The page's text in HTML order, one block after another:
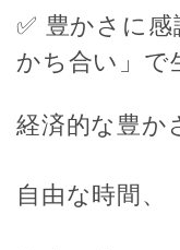
✅ 豊かさに
かち合い」で
経済的な豊か
自由な時間、